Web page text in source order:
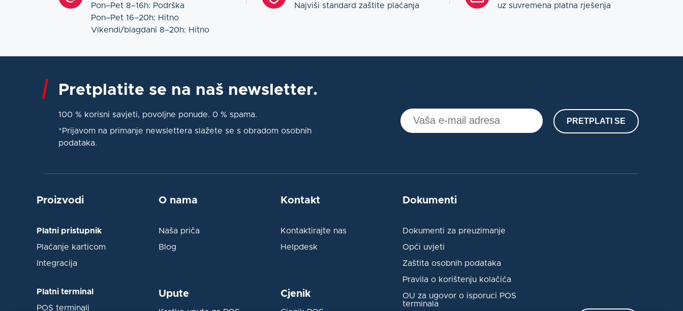
Pon–Pet 8–16h: Podrška
Pon–Pet 16–20h: Hitno
Vikendi/blagdani 8–20h: Hitno
Najviši standard zaštite plaćanja uz suvremena platna rješenja
Pretplatite se na naš newsletter.
100 % korisni savjeti, povoljne ponude. 0 % spama.
*Prijavom na primanje newslettera slažete se s obradom osobnih
podataka.
PRETPLATI SE
Proizvodi
Platni pristupnik
Plaćanje karticom
Integracija
Platni terminal
POS terminali
O nama
Naša priča
Blog
Upute
Kontakt
Kontaktirajte nas
Helpdesk
Cjenik
Dokumenti
Dokumenti za preuzimanje
Opći uvjeti
Zaštita osobnih podataka
Pravila o korištenju kolačića
OU za ugovor o isporuci POS
terminala